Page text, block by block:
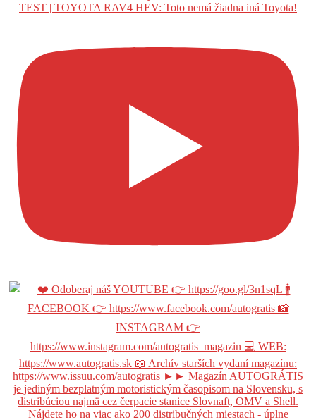
TEST | TOYOTA RAV4 HEV: Toto nemá žiadna iná Toyota!